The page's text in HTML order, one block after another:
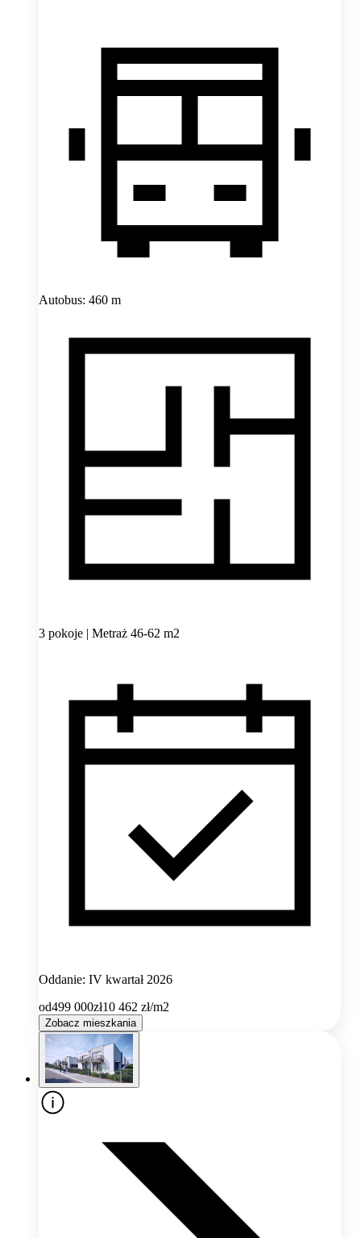
Autobus: 460 m
3 pokoje | Metraż 46-62 m2
Oddanie: IV kwartał 2026
od499 000zł10 462 zł/m2
Zobacz mieszkania